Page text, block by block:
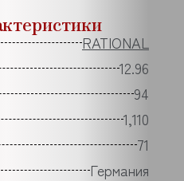
RATIONAL
12.96
94
1,110
71
Германия